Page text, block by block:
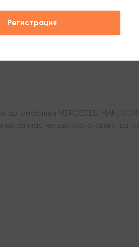
Регистрация
MERCEDES, MAN,
запчастей высокого качества,